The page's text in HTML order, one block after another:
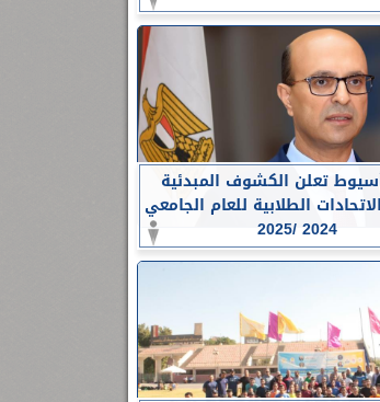
تعلن الكشوف المبدئية
الطلابية للعام الجامعي
2024 /2025